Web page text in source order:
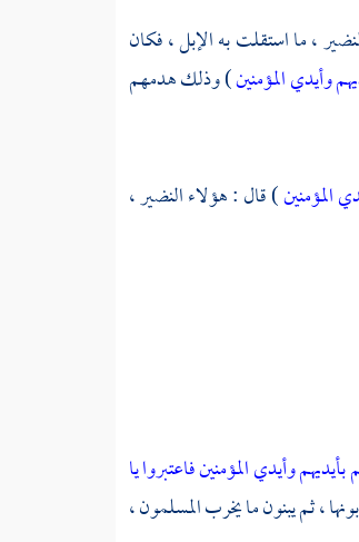
،ما استقلت به الإبل ، فكان
وأيدي المؤمنين) وذلك هدمهم
المؤمنين) قال : هؤلاءالنضير ،
بأيديهم وأيدي المؤمنين فاعتبروا يا
، ثم يبنون ما يخرب المسلمون ،